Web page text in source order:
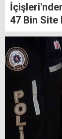
47 Bin Site